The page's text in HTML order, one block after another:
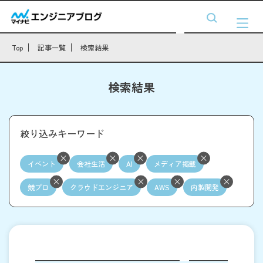
Top 記事一覧 検索結果
検索結果
絞り込みキーワード
イベント 会社生活 AI メディア掲載
競プロ クラウドエンジニア AWS 内製開発